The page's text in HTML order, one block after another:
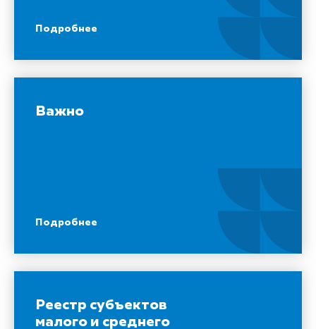
Подробнее
Важно
Подробнее
Реестр субъектов
малого и среднего